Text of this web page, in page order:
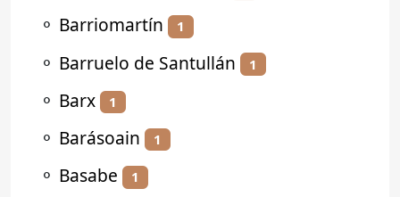
⚬ Barriomartín 1
⚬ Barruelo de Santullán 1
⚬ Barx 1
⚬ Barásoain 1
⚬ Basabe 1